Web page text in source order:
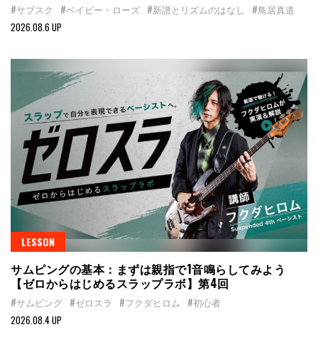
#サブスク #ベイビー・ローズ #新譜とリズムのはなし
#鳥居真道
2026.08.6 UP
LESSON
サムピングの基本：まずは親指で1音鳴らしてみよう
【ゼロからはじめるスラップラボ】第4回
#サムピング #ゼロスラ #フクダヒロム
#初心者
2026.08.4 UP